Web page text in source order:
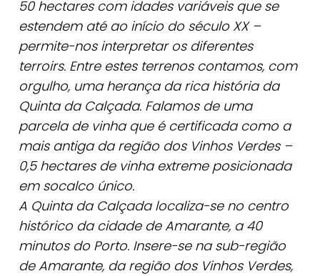
50 hectares com idades variáveis que se
estendem até ao início do século XX –
permite-nos interpretar os diferentes
terroirs. Entre estes terrenos contamos, com
orgulho, uma herança da rica história da
Quinta da Calçada. Falamos de uma
parcela de vinha que é certificada como a
mais antiga da região dos Vinhos Verdes –
0,5 hectares de vinha extreme posicionada
em socalco único.
A Quinta da Calçada localiza-se no centro
histórico da cidade de Amarante, a 40
minutos do Porto. Insere-se na sub-região
de Amarante, da região dos Vinhos Verdes,